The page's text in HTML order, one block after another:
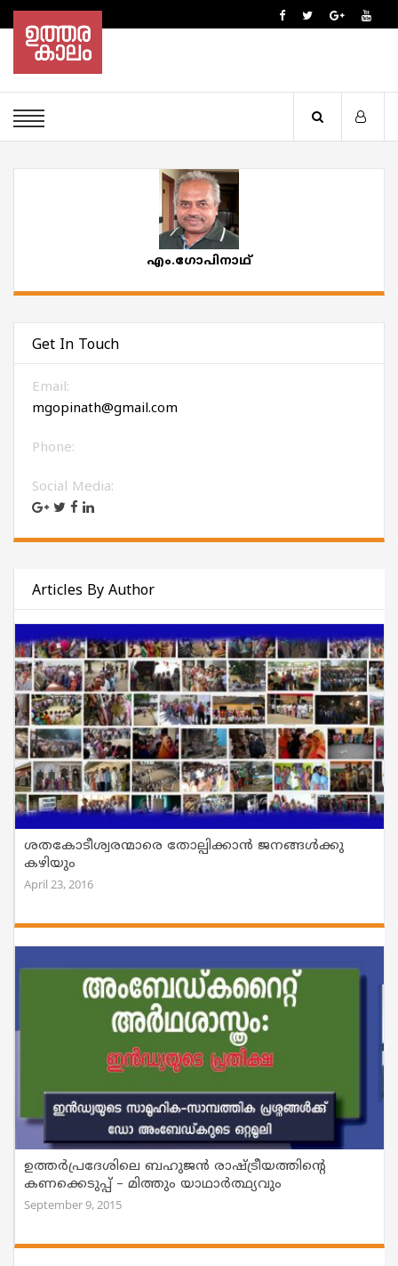
എം.ഗോപിനാഥ്
Get In Touch
Email:
mgopinath@gmail.com
Phone:
Social Media:
Articles By Author
ശതകോടീശ്വരന്മാരെ തോല്പിക്കാന്‍ ജനങ്ങള്‍ക്കു
കഴിയും
April 23, 2016
ഉത്തര്‍പ്രദേശിലെ ബഹുജന്‍ രാഷ്ട്രീയത്തിന്റെ
കണക്കെടുപ്പ് – മിത്തും യാഥാര്‍ത്ഥ്യവും
September 9, 2015